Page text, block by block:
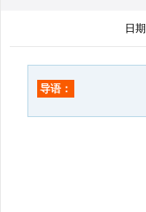
日
导语：